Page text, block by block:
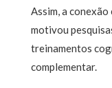
Assim, a
motivou
treinamentos
complementar.